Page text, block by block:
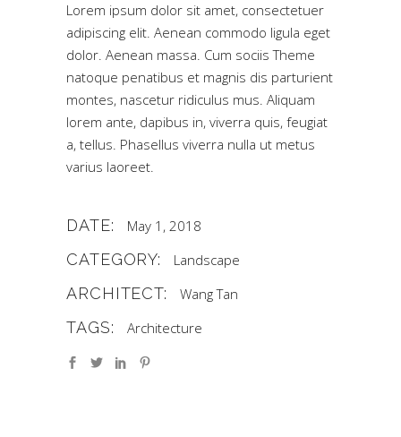
Lorem ipsum dolor sit amet, consectetuer
adipiscing elit. Aenean commodo ligula eget
dolor. Aenean massa. Cum sociis Theme
natoque penatibus et magnis dis parturient
montes, nascetur ridiculus mus. Aliquam
lorem ante, dapibus in, viverra quis, feugiat
a, tellus. Phasellus viverra nulla ut metus
varius laoreet.
DATE: May 1, 2018
CATEGORY: Landscape
ARCHITECT: Wang Tan
TAGS: Architecture